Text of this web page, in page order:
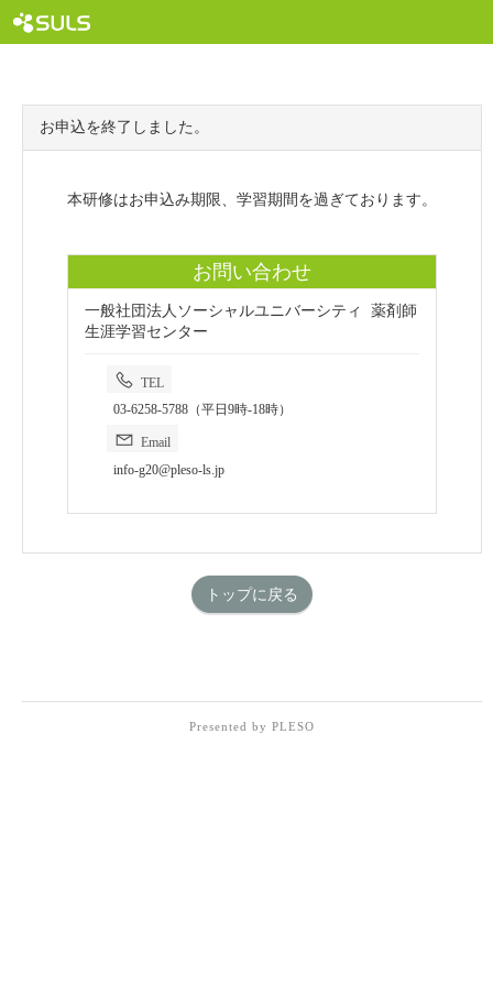
お申込を終了しました。
本研修はお申込み期限、学習期間を過ぎております。
お問い合わせ
一般社団法人ソーシャルユニバーシティ 薬剤師
生涯学習センター
TEL
03-6258-5788（平日9時-18時）
Email
info-g20@pleso-ls.jp
トップに戻る
Presented by PLESO